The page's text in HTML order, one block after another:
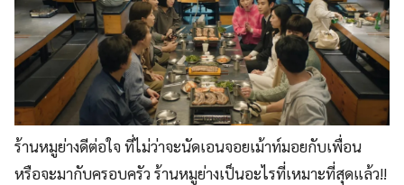
ร้านหมูย่างดีต่อใจ ที่ไม่ว่าจะนัดเอนจอยเม้าท์มอยกับเพื่อน
หรือจะมากับครอบครัว ร้านหมูย่างเป็นอะไรที่เหมาะที่สุดแล้ว!!